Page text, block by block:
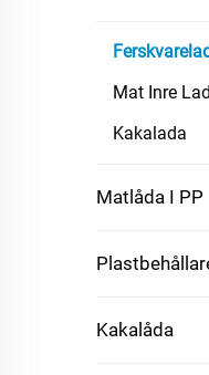
Mat Inre
Kakalada
Matlåda I PP
Kakalåda